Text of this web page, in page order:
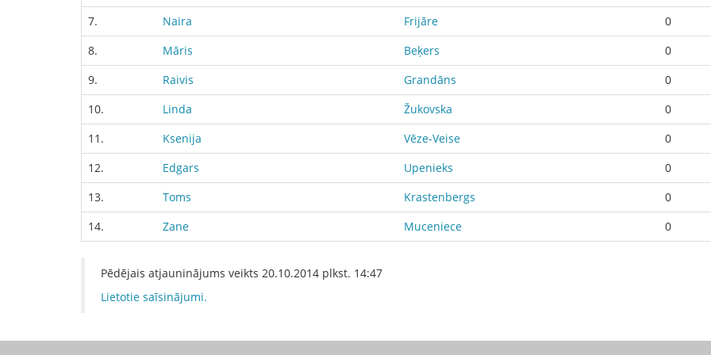
7.
Naira Frijāre 0
8.
Māris Beķers 0
9.
Raivis Grandāns 0
10.
Linda Žukovska 0
11.
Ksenija Vēze-Veise 0
12.
Edgars Upenieks 0
13.
Toms Krastenbergs 0
14.
Zane Muceniece 0
Pēdējais atjauninājums veikts 20.10.2014 plkst. 14:47
Lietotie saīsinājumi.